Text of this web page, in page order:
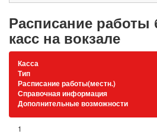
Расписание работы
касс на вокзале
Касса
Тип
Расписание работы(местн.)
Справочная информация
Дополнительные возможности
1